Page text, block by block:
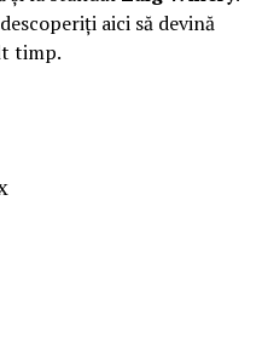
aici să devină
timp.